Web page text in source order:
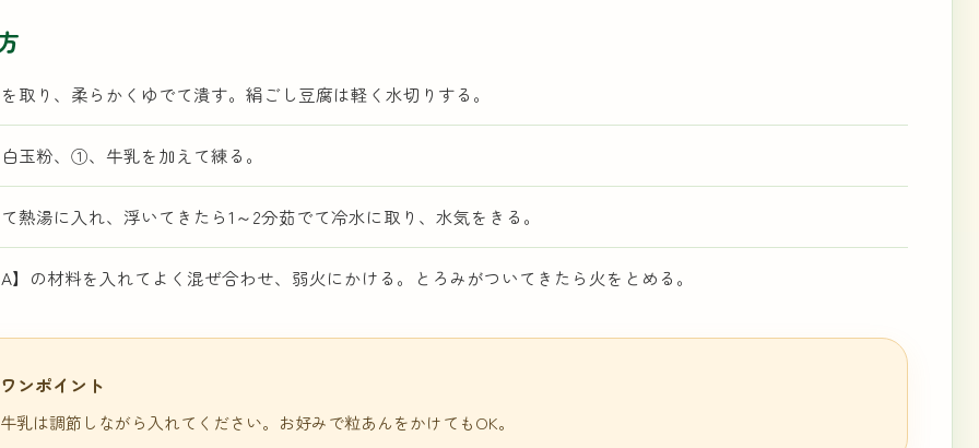
取り、柔らかくゆでて潰す。絹ごし豆腐は軽く水切りする。
玉粉、①、牛乳を加えて練る。
熱湯に入れ、浮いてきたら1～2分茹でて冷水に取り、水気をきる。
】の材料を入れてよく混ぜ合わせ、弱火にかける。とろみがついてきたら火をとめる。
ワンポイント
牛乳は調節しながら入れてください。お好みで粒あんをかけてもOK。